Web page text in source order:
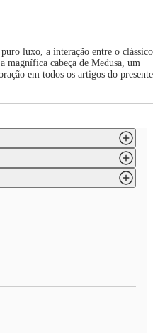
luxo, a interação entre o clássico
magnífica cabeça de Medusa, um
em todos os artigos do presente